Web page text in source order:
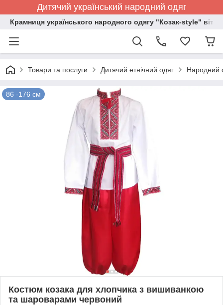
Дитячий український народний одяг
Крамниця українського народного одягу "Козак-style"
Товари та послуги Дитячий етнічний одяг Народний
86 -176 см
Костюм козака для хлопчика з вишиванкою
та шароварами червоний